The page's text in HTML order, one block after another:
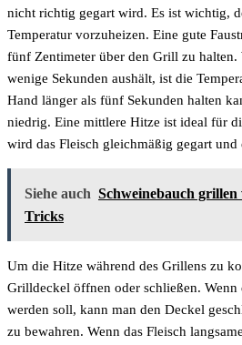
nicht richtig gegart wird. Es ist wichtig,
Temperatur vorzuheizen. Eine gute
fünf Zentimeter über den Grill zu
wenige Sekunden aushält, ist die
Hand länger als fünf Sekunden halten
niedrig. Eine mittlere Hitze ist ideal für
wird das Fleisch gleichmäßig gegart und
Siehe auch Schweinebauch
Tricks
Um die Hitze während des Grillens zu
Grilldeckel öffnen oder schließen.
werden soll, kann man den Deckel
zu bewahren. Wenn das Fleisch